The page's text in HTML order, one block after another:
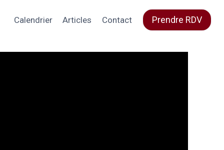
Calendrier Articles Contact Prendre RDV